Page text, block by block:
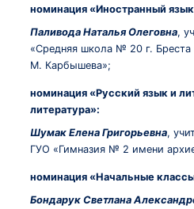
номинация «Иностранный
Паливода Наталья Олеговна,
«Средняя школа № 20 г.
М. Карбышева»;
номинация «Русский язык и
литература»:
Шумак Елена Григорьевна,
ГУО «Гимназия № 2 имени
номинация «Начальные
Бондарук Светлана